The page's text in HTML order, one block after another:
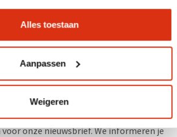
Alles toestaan
Aanpassen
Weigeren
van het laatste nieuws
onze nieuwsbrief. We informeren je